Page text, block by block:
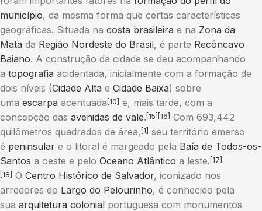
município, da mesma forma que certas características
geográficas. Situada na costa brasileira e na Zona da
Mata da Região Nordeste do Brasil, é parte Recôncavo
Baiano. A construção da cidade se deu acompanhando
a topografia acidentada, inicialmente com a formação de
dois níveis (Cidade Alta e Cidade Baixa) sobre
uma escarpa acentuada [10]
e, mais tarde, com a
concepção das avenidas de vale. [15] [16]
Com 693,442
quilômetros quadrados de área, [1]
seu território emerso
é peninsular e o litoral é margeado pela Baía de Todos-os-
Santos a oeste e pelo Oceano Atlântico a leste. [17]
[18]
O Centro Histórico de Salvador, iconizado nos
arredores do Largo do Pelourinho, é conhecido pela
sua arquitetura colonial portuguesa com monumentos